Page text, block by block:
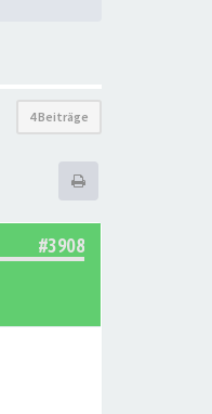
4 Beiträge
#3908